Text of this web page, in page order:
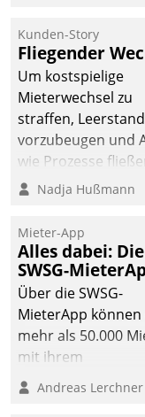
kommunale
gemeinsam mit
Teilprozess der
Kunden-Story
Fliegender
Um kostspielige
Mieterwechsel zu
straffen, Leerstand
vorzubeugen und
wie Prozesse
vernetzen, nutzt die
Jahresbeginn eine
Überblick,
Eingriff bietende
Zur Entwicklung
man auf
Cloudtechnologie,
bewährte und
agile
Nadja Hußmann
Mieter-App
Alles dabei:
SWSG-
Über die SWSG-
MieterApp können
mehr als 50.000
mit ihrem
kommunizieren,
Andreas Lerchner